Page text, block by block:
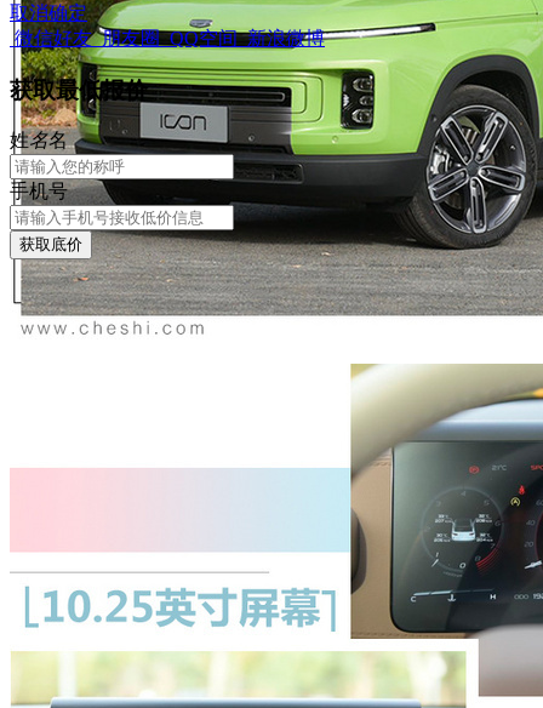
取消确定
微信好友 朋友圈 QQ空间 新浪微博
获取最低报价
姓名名
手机号
获取底价